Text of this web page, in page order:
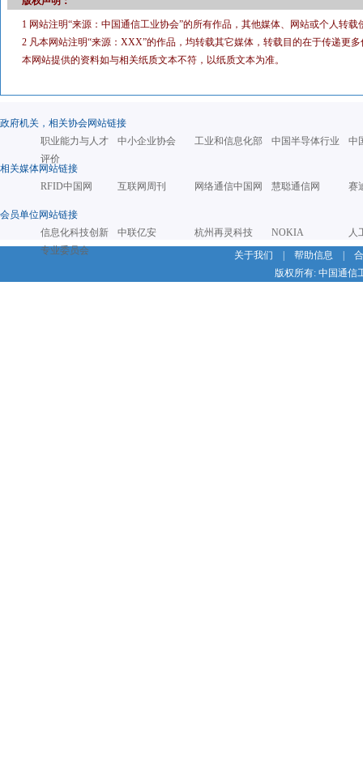
1 网站注明“来源：中国通信工业协会”的所有作品，其他媒体、网站或个人转
2 凡本网站注明“来源：XXX”的作品，均转载其它媒体，转载目的在于传递更
本网站提供的资料如与相关纸质文本不符，以纸质文本为准。
政府机关，相关协会网站链接
职业能力与人才
评价
中小企业协会 工业和信息化部 中国半导体行业 中
相关媒体网站链接
RFID中国网
互联网周刊 网络通信中国网 慧聪通信网 赛
会员单位网站链接
信息化科技创新
专业委员会
中联亿安 杭州再灵科技 NOKIA
人
关于我们
帮助信息
版权所有: 中国通信